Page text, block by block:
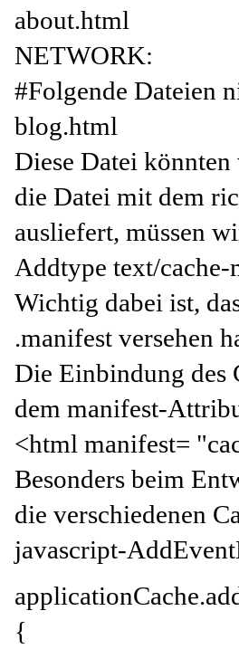
about.html
NETWORK:
#Folgende Dateien
blog.html
Diese Datei
die Datei mit dem
ausliefert, müssen
Addtype text/
Wichtig dabei ist,
.manifest versehen
Die Einbindung des
dem manifest-
<html manifest=
Besonders beim
die verschiedenen
javascript-
{